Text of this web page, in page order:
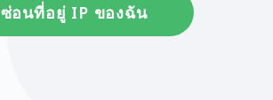
ซ่อนที่อยู่ IP ของฉัน